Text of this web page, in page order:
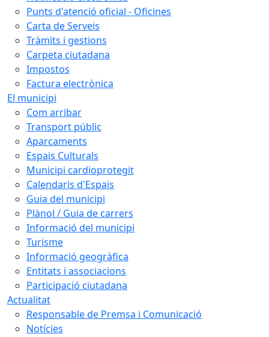
Punts d'atenció oficial - Oficines
Carta de Serveis
Tràmits i gestions
Carpeta ciutadana
Impostos
Factura electrònica
El municipi
Com arribar
Transport públic
Aparcaments
Espais Culturals
Municipi cardioprotegit
Calendaris d'Espais
Guia del municipi
Plànol / Guia de carrers
Informació del municipi
Turisme
Informació geogràfica
Entitats i associacions
Participació ciutadana
Actualitat
Responsable de Premsa i Comunicació
Notícies